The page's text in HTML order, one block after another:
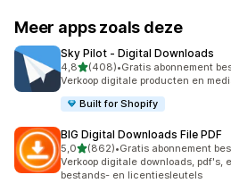
Meer apps zoals deze
Sky Pilot ‑ Digital Downloads
4,8van 5 sterren
(408)
408 recensies in totaal
•Gratis abonnement
Verkoop digitale producten en
Built for Shopify
BIG Digital Downloads File PDF
5,0van 5 sterren
(862)
862 recensies in totaal
•Gratis abonnement
Verkoop digitale downloads, pdf's,
bestands- en licentiesleutels